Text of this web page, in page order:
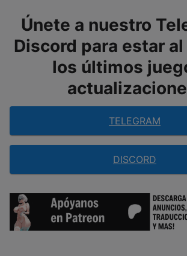
Únete a nuestro
Discord para estar
los últimos
TELEGRAM
DISCORD